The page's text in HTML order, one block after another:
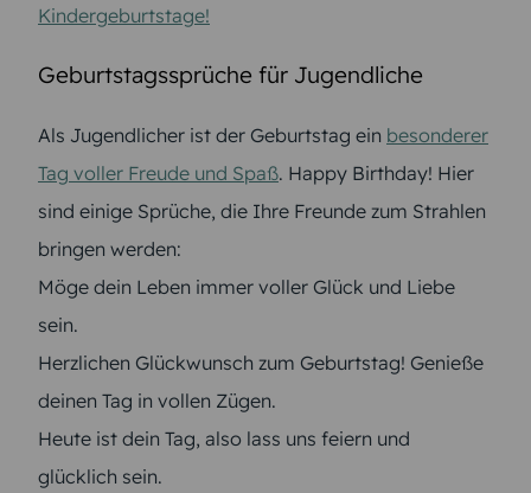
Kindergeburtstage!
Geburtstagssprüche für Jugendliche
Als Jugendlicher ist der Geburtstag ein besonderer
Tag voller Freude und Spaß. Happy Birthday! Hier
sind einige Sprüche, die Ihre Freunde zum Strahlen
bringen werden:
Möge dein Leben immer voller Glück und Liebe
sein.
Herzlichen Glückwunsch zum Geburtstag! Genieße
deinen Tag in vollen Zügen.
Heute ist dein Tag, also lass uns feiern und
glücklich sein.